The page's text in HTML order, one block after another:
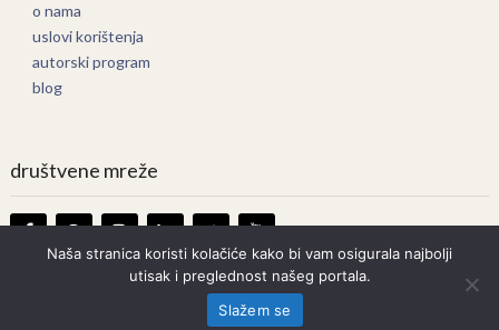
o nama
uslovi korištenja
autorski program
blog
društvene mreže
Knjige OnlineCopyright © 2026.
Prava zadržana. Bilo kakvo kopiranje strogo zabranjeno.
Naša stranica koristi kolačiće kako bi vam osigurala najbolji
utisak i preglednost našeg portala.
Slažem se